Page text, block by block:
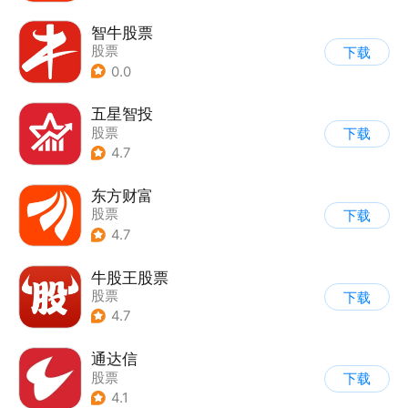
智牛股票
股票
0.0
下载
五星智投
股票
4.7
下载
东方财富
股票
4.7
下载
牛股王股票
股票
4.7
下载
通达信
股票
4.1
下载